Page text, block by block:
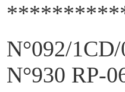
N°092/
N°930 RP-